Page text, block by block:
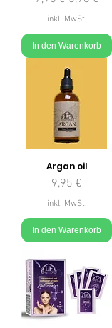
inkl. MwSt.
In den Warenkorb
Argan oil
Preis
9,95 €
inkl. MwSt.
In den Warenkorb